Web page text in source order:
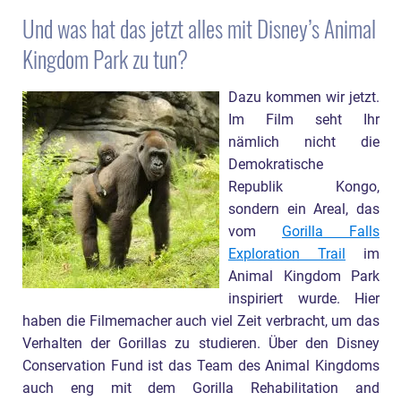
Und was hat das jetzt alles mit Disney’s Animal
Kingdom Park zu tun?
Dazu kommen wir jetzt.
Im Film seht Ihr
nämlich nicht die
Demokratische
Republik Kongo,
sondern ein Areal, das
vom Gorilla Falls
Exploration Trail
im
Animal Kingdom Park
inspiriert wurde. Hier
haben die Filmemacher auch viel Zeit verbracht, um das
Verhalten der Gorillas zu studieren. Über den Disney
Conservation Fund ist das Team des Animal Kingdoms
auch eng mit dem Gorilla Rehabilitation and